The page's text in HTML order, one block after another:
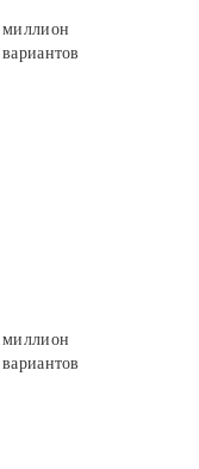
миллион
вариантов
миллион
вариантов